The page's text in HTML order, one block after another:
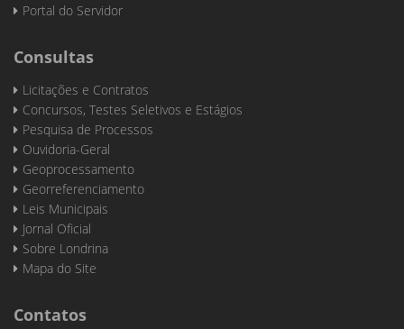
Portal do Servidor
Consultas
Licitações e Contratos
Concursos, Testes Seletivos e Estágios
Pesquisa de Processos
Ouvidoria-Geral
Geoprocessamento
Georreferenciamento
Leis Municipais
Jornal Oficial
Sobre Londrina
Mapa do Site
Contatos